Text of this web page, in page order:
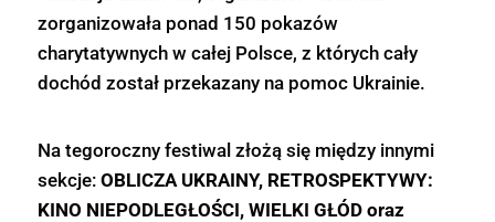
zorganizowała ponad 150 pokazów
charytatywnych w całej Polsce, z których cały
dochód został przekazany na pomoc Ukrainie.
Na tegoroczny festiwal złożą się między innymi
sekcje: OBLICZA UKRAINY, RETROSPEKTYWY:
KINO NIEPODLEGŁOŚCI, WIELKI GŁÓD oraz